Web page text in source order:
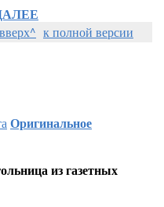
вверх^ к полной версии
Оригинальное
из газетных